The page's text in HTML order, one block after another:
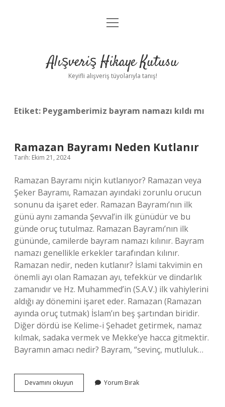
Anasayfa
Yasal Uyarı
menüyü
Alışveriş Hikaye Kutusu
Keyifli alışveriş tüyolarıyla tanış!
Etiket: Peygamberimiz bayram namazı kıldı mı
Ramazan Bayramı Neden Kutlanır
Tarih: Ekim 21, 2024
Ramazan Bayramı niçin kutlanıyor? Ramazan veya
Şeker Bayramı, Ramazan ayındaki zorunlu orucun
sonunu da işaret eder. Ramazan Bayramı’nın ilk
günü aynı zamanda Şevval’in ilk günüdür ve bu
günde oruç tutulmaz. Ramazan Bayramı’nın ilk
gününde, camilerde bayram namazı kılınır. Bayram
namazı genellikle erkekler tarafından kılınır.
Ramazan nedir, neden kutlanır? İslami takvimin en
önemli ayı olan Ramazan ayı, tefekkür ve dindarlık
zamanıdır ve Hz. Muhammed’in (S.A.V.) ilk vahiylerini
aldığı ay dönemini işaret eder. Ramazan (Ramazan
ayında oruç tutmak) İslam’ın beş şartından biridir.
Diğer dördü ise Kelime-i Şehadet getirmek, namaz
kılmak, sadaka vermek ve Mekke’ye hacca gitmektir.
Bayramın amacı nedir? Bayram, “sevinç, mutluluk…
Devamını okuyun Ramazan
Bayramı
Yorum Bırak